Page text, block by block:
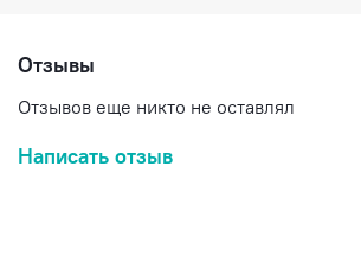
Отзывы
Отзывов еще никто не оставлял
Написать отзыв